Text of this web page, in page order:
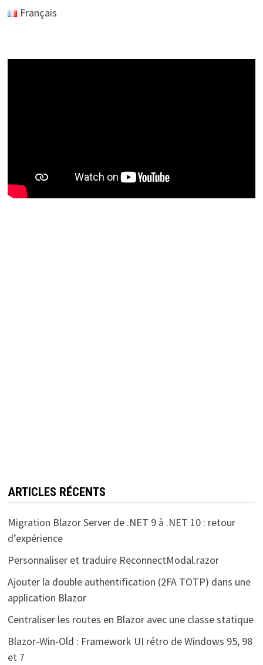
Français
ARTICLES RÉCENTS
Migration Blazor Server de .NET 9 à .NET 10 : retour
d’expérience
Personnaliser et traduire ReconnectModal.razor
Ajouter la double authentification (2FA TOTP) dans une
application Blazor
Centraliser les routes en Blazor avec une classe statique
Blazor-Win-Old : Framework UI rétro de Windows 95, 98
et 7